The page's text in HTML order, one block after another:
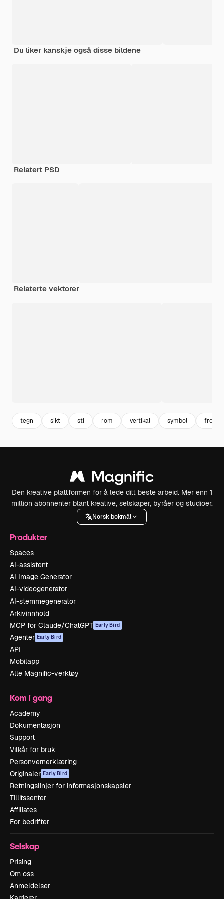
Du liker kanskje også disse bildene
Relatert PSD
Relaterte vektorer
tegn sikt sti rom vertikal symbol front
Den kreative plattformen for å lede ditt beste arbeid. Mer enn 1
million abonnenter blant kreative, selskaper, byråer og studioer.
Norsk bokmål
Produkter
Spaces
AI-assistent
AI Image Generator
AI-videogenerator
AI-stemmegenerator
Arkivinnhold
MCP for Claude/ChatGPT Early Bird
Agenter Early Bird
API
Mobilapp
Alle Magnific-verktøy
Kom i gang
Academy
Dokumentasjon
Support
Vilkår for bruk
Personvernerklæring
Originaler Early Bird
Retningslinjer for informasjonskapsler
Tillitssenter
Affiliates
For bedrifter
Selskap
Prising
Om oss
Anmeldelser